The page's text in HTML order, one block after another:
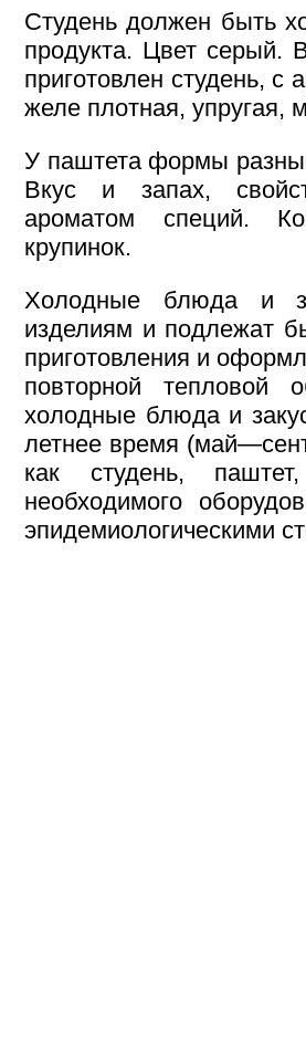
Студень должен быть
продукта. Цвет серый.
приготовлен студень, с
желе плотная, упругая,
У паштета формы
Вкус и запах,
ароматом специй.
крупинок.
Холодные блюда и
изделиям и подлежат
приготовления и
повторной тепловой
холодные блюда и
летнее время
как студень,
необходимого
эпидемиологическими